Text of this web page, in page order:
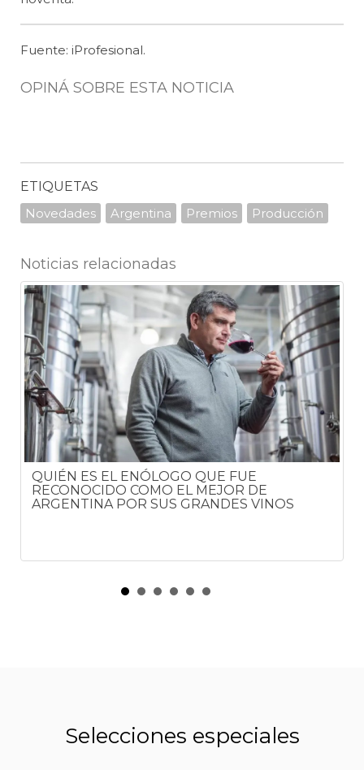
Fuente: iProfesional.
OPINÁ SOBRE ESTA NOTICIA
ETIQUETAS
Novedades
Argentina Premios Producción
Noticias relacionadas
QUIÉN ES EL ENÓLOGO QUE FUE
RECONOCIDO COMO EL MEJOR DE
ARGENTINA POR SUS GRANDES VINOS
Selecciones especiales